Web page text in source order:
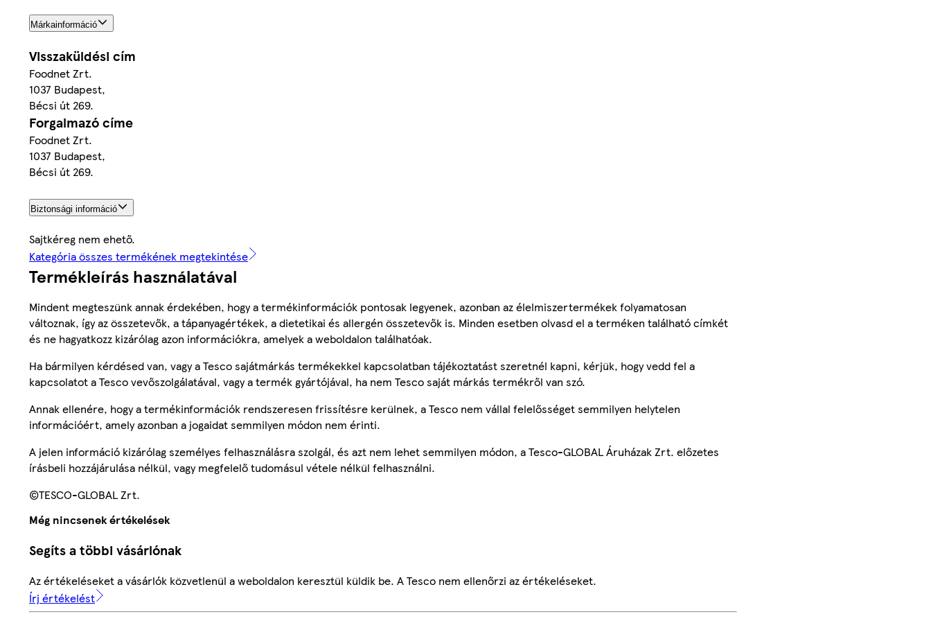
Márkainformáció
Visszaküldési cím
Foodnet Zrt.
1037 Budapest,
Bécsi út 269.
Forgalmazó címe
Foodnet Zrt.
1037 Budapest,
Bécsi út 269.
Biztonsági információ
Sajtkéreg nem ehető.
Kategória összes termékének megtekintése
Termékleírás használatával
Mindent megteszünk annak érdekében, hogy a termékinformációk pontosak legyenek, azonban az élelmiszertermékek folyamatosan
változnak, így az összetevők, a tápanyagértékek, a dietetikai és allergén összetevők is. Minden esetben olvasd el a terméken található címkét
és ne hagyatkozz kizárólag azon információkra, amelyek a weboldalon találhatóak.
Ha bármilyen kérdésed van, vagy a Tesco sajátmárkás termékekkel kapcsolatban tájékoztatást szeretnél kapni, kérjük, hogy vedd fel a
kapcsolatot a Tesco vevőszolgálatával, vagy a termék gyártójával, ha nem Tesco saját márkás termékről van szó.
Annak ellenére, hogy a termékinformációk rendszeresen frissítésre kerülnek, a Tesco nem vállal felelősséget semmilyen helytelen
információért, amely azonban a jogaidat semmilyen módon nem érinti.
A jelen információ kizárólag személyes felhasználásra szolgál, és azt nem lehet semmilyen módon, a Tesco-GLOBAL Áruházak Zrt. előzetes
írásbeli hozzájárulása nélkül, vagy megfelelő tudomásul vétele nélkül felhasználni.
©TESCO-GLOBAL Zrt.
Még nincsenek értékelések
Segíts a többi vásárlónak
Az értékeléseket a vásárlók közvetlenül a weboldalon keresztül küldik be. A Tesco nem ellenőrzi az értékeléseket.
Írj értékelést